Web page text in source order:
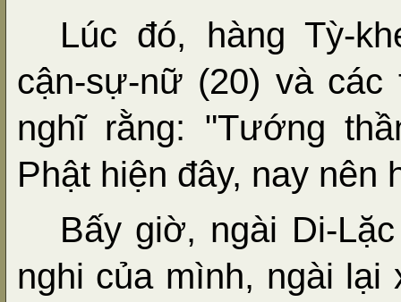
Lúc đó, hàng Tỳ-
cận-sự-nữ (20) và các
nghĩ rằng: "Tướng
Phật hiện đây, nay nên
Bấy giờ, ngài Di-
nghi của mình, ngài lại